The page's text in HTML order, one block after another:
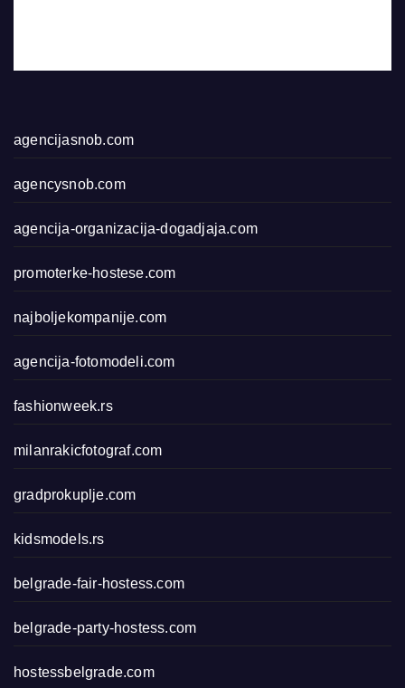
agencijasnob.com
agencysnob.com
agencija-organizacija-dogadjaja.com
promoterke-hostese.com
najboljekompanije.com
agencija-fotomodeli.com
fashionweek.rs
milanrakicfotograf.com
gradprokuplje.com
kidsmodels.rs
belgrade-fair-hostess.com
belgrade-party-hostess.com
hostessbelgrade.com